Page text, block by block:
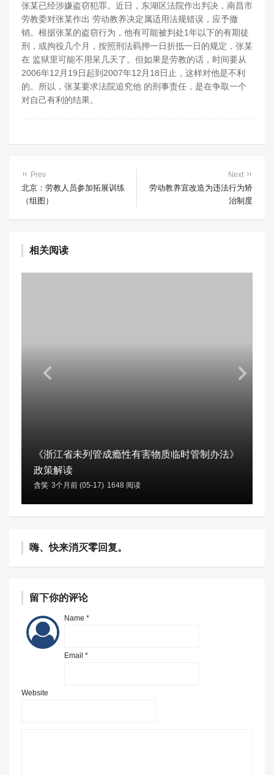
张某已经涉嫌盗窃犯罪。近日，东湖区法院作出判决，南昌市
劳教委对张某作出 劳动教养决定属适用法规错误，应予撤
销。根据张某的盗窃行为，他有可能被判处1年以下的有期徒
刑，或拘役几个月，按照刑法羁押一日折抵一日的规定，张某
在 监狱里可能不用呆几天了。但如果是劳教的话，时间要从
2006年12月19日起到2007年12月18日止，这样对他是不利
的。所以，张某要求法院追究他 的刑事责任，是在争取一个
对自己有利的结果。
Prev
北京：劳教人员参加拓展训练
（组图）
Next
劳动教养宜改造为违法行为矫
治制度
相关阅读
《浙江省未列管成瘾性有害物质临时管制办法》
政策解读
含笑 3个月前 (05-17) 1648 阅读
嗨、快来消灭零回复。
留下你的评论
Name *
Email *
Website